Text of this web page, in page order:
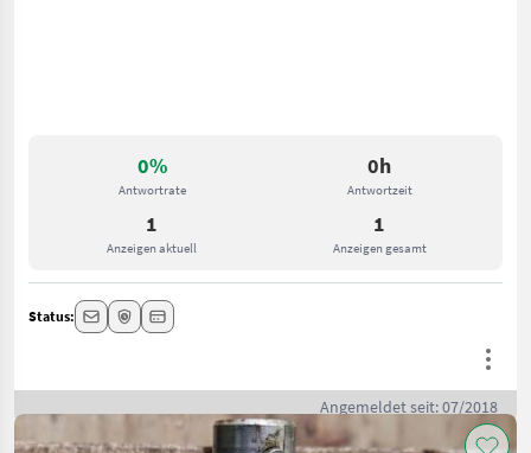
0%
Antwortrate
0h
Antwortzeit
1
Anzeigen aktuell
1
Anzeigen gesamt
Status:
Angemeldet seit: 07/2018